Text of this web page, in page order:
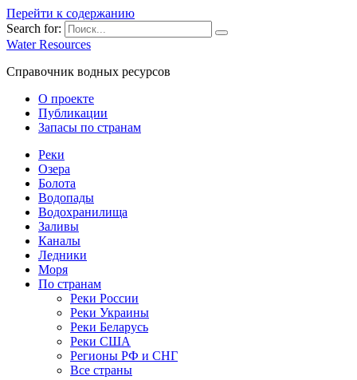
Перейти к содержанию
Search for:
Water Resources
Справочник водных ресурсов
О проекте
Публикации
Запасы по странам
Реки
Озера
Болота
Водопады
Водохранилища
Заливы
Каналы
Ледники
Моря
По странам
Реки России
Реки Украины
Реки Беларусь
Реки США
Регионы РФ и СНГ
Все страны